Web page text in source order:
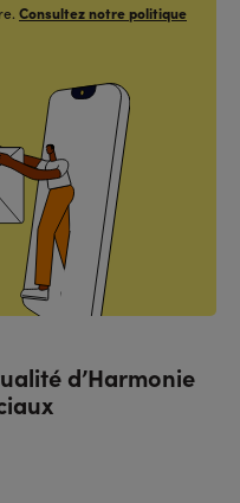
Consultez notre politique
d’Harmonie